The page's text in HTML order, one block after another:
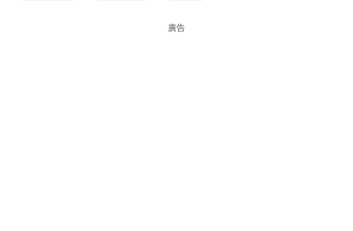
廣告